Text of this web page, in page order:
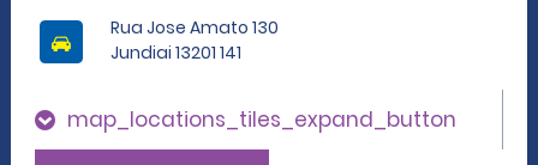
Rua Jose Amato 130
Jundiai 13201 141
map_locations_tiles_expand_button